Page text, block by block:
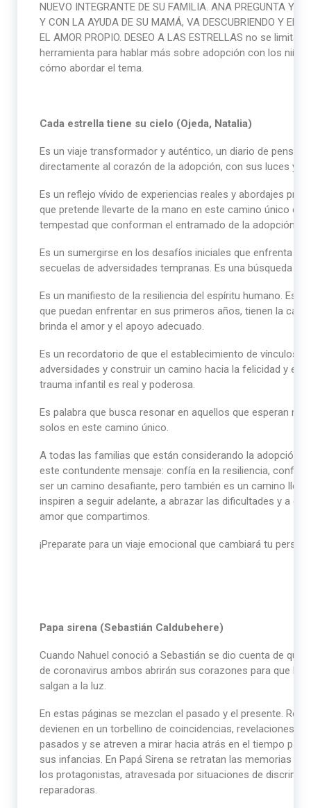
NUEVO INTEGRANTE DE SU FAMILIA. ANA PREGUNTA Y
Y CON LA AYUDA DE SU MAMÁ, VA DESCUBRIENDO Y
EL AMOR PROPIO. DESEO A LAS ESTRELLAS no se
herramienta para hablar más sobre adopción con los
cómo abordar el tema.
Cada estrella tiene su cielo (Ojeda, Natalia)
Es un viaje transformador y auténtico, un diario de
directamente al corazón de la adopción, con sus luces y
Es un reflejo vívido de experiencias reales y abordajes
que pretende llevarte de la mano en este camino único
tempestad que conforman el entramado de la adopción.
Es un sumergirse en los desafíos iniciales que enfrenta
secuelas de adversidades tempranas. Es una búsqueda
Es un manifiesto de la resiliencia del espíritu humano.
que puedan enfrentar en sus primeros años, tienen la
brinda el amor y el apoyo adecuado.
Es un recordatorio de que el establecimiento de vínculos
adversidades y construir un camino hacia la felicidad y el
trauma infantil es real y poderosa.
Es palabra que busca resonar en aquellos que esperan
solos en este camino único.
A todas las familias que están considerando la adopción
este contundente mensaje: confía en la resiliencia, confía
ser un camino desafiante, pero también es un camino
inspiren a seguir adelante, a abrazar las dificultades y a
amor que compartimos.
¡Preparate para un viaje emocional que cambiará tu
Papa sirena (Sebastián Caldubehere)
Cuando Nahuel conoció a Sebastián se dio cuenta de
de coronavirus ambos abrirán sus corazones para que
salgan a la luz.
En estas páginas se mezclan el pasado y el presente.
devienen en un torbellino de coincidencias, revelaciones
pasados y se atreven a mirar hacia atrás en el tiempo
sus infancias. En Papá Sirena se retratan las memorias
los protagonistas, atravesada por situaciones de
reparadoras.